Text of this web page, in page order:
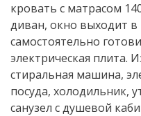
кровать с матрасом
диван, окно выходит
самостоятельно
электрическая плита.
стиральная машина,
посуда, холодильник,
санузел с душевой